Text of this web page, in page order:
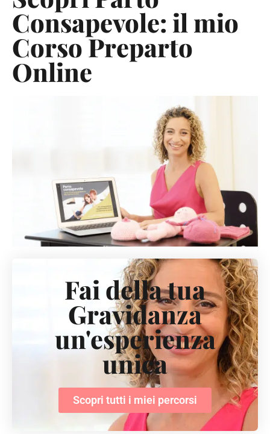
Consapevole: il mio
Corso Preparto
Online
Fai della tua
Gravidanza
un'esperienza
unica
Scopri tutti i miei percorsi